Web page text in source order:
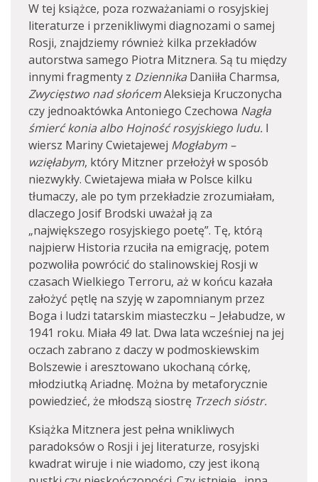
W tej książce, poza rozważaniami o rosyjskiej
literaturze i przenikliwymi diagnozami o samej
Rosji, znajdziemy również kilka przekładów
autorstwa samego Piotra Mitznera. Są tu między
innymi fragmenty z Dziennika Daniiła Charmsa,
Zwycięstwo nad słońcemAleksieja Kruczonycha
czy jednoaktówka Antoniego Czechowa Nagła
śmierć konia albo Hojność rosyjskiego ludu. I
wiersz Mariny Cwietajewej Mogłabym –
wzięłabym, który Mitzner przełożył w sposób
niezwykły. Cwietajewa miała w Polsce kilku
tłumaczy, ale po tym przekładzie zrozumiałam,
dlaczego Josif Brodski uważał ją za
„największego rosyjskiego poetę”. Tę, którą
najpierw Historia rzuciła na emigrację, potem
pozwoliła powrócić do stalinowskiej Rosji w
czasach Wielkiego Terroru, aż w końcu kazała
założyć pętlę na szyję w zapomnianym przez
Boga i ludzi tatarskim miasteczku – Jełabudze, w
1941 roku. Miała 49 lat. Dwa lata wcześniej na jej
oczach zabrano z daczy w podmoskiewskim
Bolszewie i aresztowano ukochaną córkę,
młodziutką Ariadnę. Można by metaforycznie
powiedzieć, że młodszą siostrę Trzech sióstr.
Książka Mitznera jest pełna wnikliwych
paradoksów o Rosji i jej literaturze, rosyjski
kwadrat wiruje i nie wiadomo, czy jest ikoną